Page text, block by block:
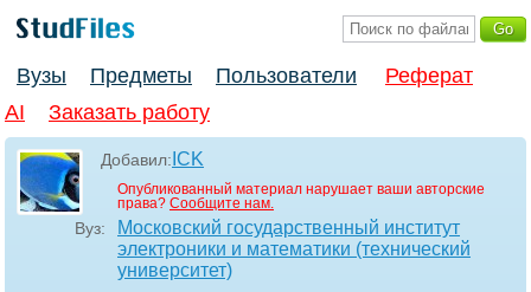
Вузы Предметы Пользователи
Реферат
AI
Заказать работу
Добавил: ICK
Опубликованный материал нарушает ваши авторские
права? Сообщите нам.
Вуз:
Московский государственный институт
электроники и математики (технический
университет)